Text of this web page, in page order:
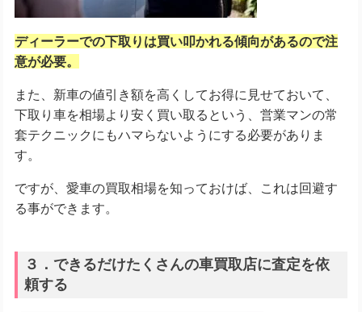
ディーラーでの下取りは買い叩かれる傾向があるので注
意が必要。
また、新車の値引き額を高くしてお得に見せておいて、
下取り車を相場より安く買い取るという、営業マンの常
套テクニックにもハマらないようにする必要がありま
す。
ですが、愛車の買取相場を知っておけば、これは回避す
る事ができます。
３．できるだけたくさんの車買取店に査定を依
頼する